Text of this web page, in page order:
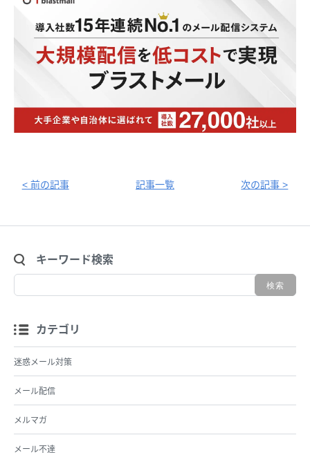
< 前の記事 記事一覧 次の記事 >
キーワード検索
カテゴリ
迷惑メール対策
メール配信
メルマガ
メール不達